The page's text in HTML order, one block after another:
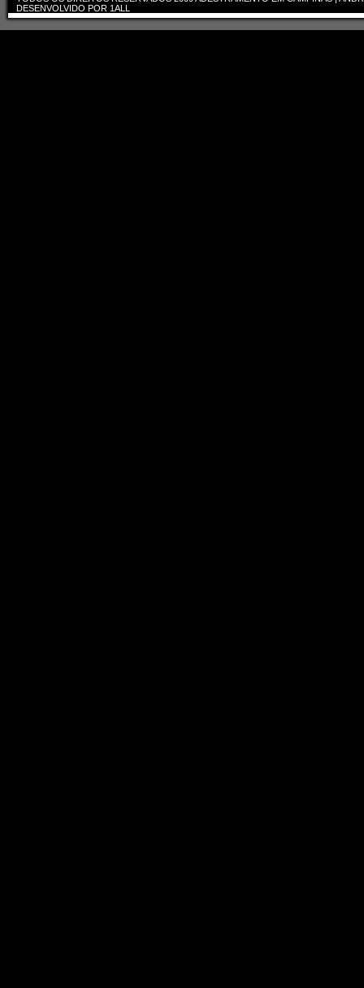
DESENVOLVIDO POR 1ALL